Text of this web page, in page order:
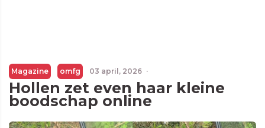
Magazine omfg 03 april, 2026 ·
Hollen zet even haar kleine
boodschap online